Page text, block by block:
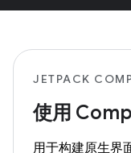
JETPACK
使用
用于构建原生界